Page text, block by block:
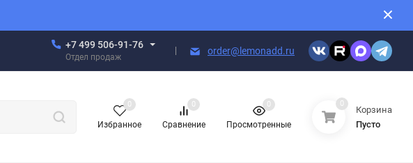
+7 499 506-91-76
Отдел продаж
order@lemonadd.ru
Избранное
0
Сравнение
0
Просмотренные
0 0
Корзина
Пусто